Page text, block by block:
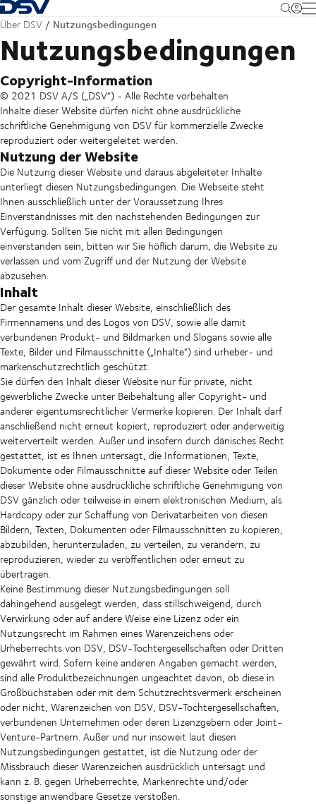
Zurück zur Startseite
Über DSV Nutzungsbedingungen
Nutzungsbedingungen
Copyright-Information
© 2021 DSV A/S („DSV“) - Alle Rechte vorbehalten
Inhalte dieser Website dürfen nicht ohne ausdrückliche
schriftliche Genehmigung von DSV für kommerzielle Zwecke
reproduziert oder weitergeleitet werden.
Nutzung der Website
Die Nutzung dieser Website und daraus abgeleiteter Inhalte
unterliegt diesen Nutzungsbedingungen. Die Webseite steht
Ihnen ausschließlich unter der Voraussetzung Ihres
Einverständnisses mit den nachstehenden Bedingungen zur
Verfügung. Sollten Sie nicht mit allen Bedingungen
einverstanden sein, bitten wir Sie höflich darum, die Website zu
verlassen und vom Zugriff und der Nutzung der Website
abzusehen.
Inhalt
Der gesamte Inhalt dieser Website, einschließlich des
Firmennamens und des Logos von DSV, sowie alle damit
verbundenen Produkt- und Bildmarken und Slogans sowie alle
Texte, Bilder und Filmausschnitte („Inhalte“) sind urheber- und
markenschutzrechtlich geschützt.
Sie dürfen den Inhalt dieser Website nur für private, nicht
gewerbliche Zwecke unter Beibehaltung aller Copyright- und
anderer eigentumsrechtlicher Vermerke kopieren. Der Inhalt darf
anschließend nicht erneut kopiert, reproduziert oder anderweitig
weiterverteilt werden. Außer und insofern durch dänisches Recht
gestattet, ist es Ihnen untersagt, die Informationen, Texte,
Dokumente oder Filmausschnitte auf dieser Website oder Teilen
dieser Website ohne ausdrückliche schriftliche Genehmigung von
DSV gänzlich oder teilweise in einem elektronischen Medium, als
Hardcopy oder zur Schaffung von Derivatarbeiten von diesen
Bildern, Texten, Dokumenten oder Filmausschnitten zu kopieren,
abzubilden, herunterzuladen, zu verteilen, zu verändern, zu
reproduzieren, wieder zu veröffentlichen oder erneut zu
übertragen.
Keine Bestimmung dieser Nutzungsbedingungen soll
dahingehend ausgelegt werden, dass stillschweigend, durch
Verwirkung oder auf andere Weise eine Lizenz oder ein
Nutzungsrecht im Rahmen eines Warenzeichens oder
Urheberrechts von DSV, DSV-Tochtergesellschaften oder Dritten
gewährt wird. Sofern keine anderen Angaben gemacht werden,
sind alle Produktbezeichnungen ungeachtet davon, ob diese in
Großbuchstaben oder mit dem Schutzrechtsvermerk erscheinen
oder nicht, Warenzeichen von DSV, DSV-Tochtergesellschaften,
verbundenen Unternehmen oder deren Lizenzgebern oder Joint-
Venture-Partnern. Außer und nur insoweit laut diesen
Nutzungsbedingungen gestattet, ist die Nutzung oder der
Missbrauch dieser Warenzeichen ausdrücklich untersagt und
kann z. B. gegen Urheberrechte, Markenrechte und/oder
sonstige anwendbare Gesetze verstoßen.